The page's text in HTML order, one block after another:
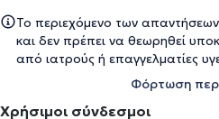
Το περιεχόμενο των
και δεν πρέπει να θεωρηθεί
από ιατρούς ή επαγγελματίες
Φόρτωση
Χρήσιμοι σύνδεσμοι